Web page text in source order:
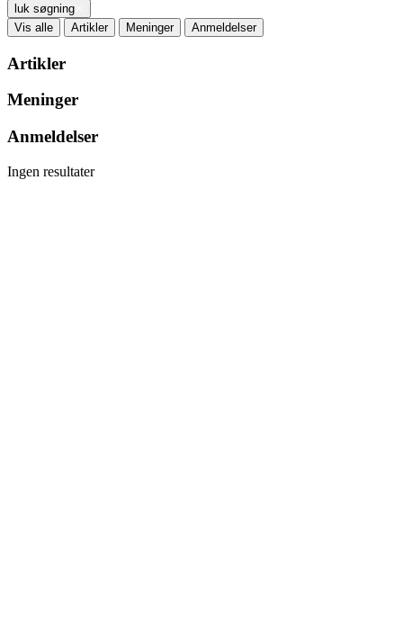
luk søgning
Vis alle
Artikler Meninger Anmeldelser
Artikler
Meninger
Anmeldelser
Ingen resultater